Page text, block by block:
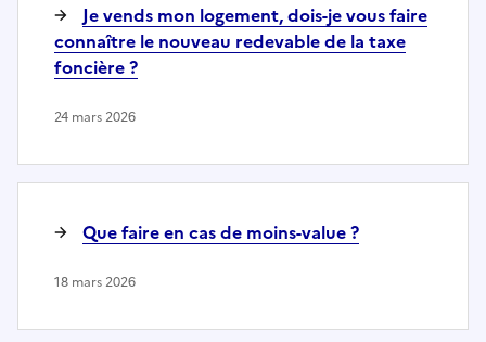
Je vends mon logement, dois-je vous faire
connaître le nouveau redevable de la taxe
foncière ?
24 mars 2026
Que faire en cas de moins-value ?
18 mars 2026